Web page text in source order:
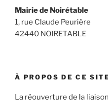
Mairie de Noirétable
1, rue Claude Peurière
42440 NOIRETABLE
À PROPOS DE CE
La réouverture de la